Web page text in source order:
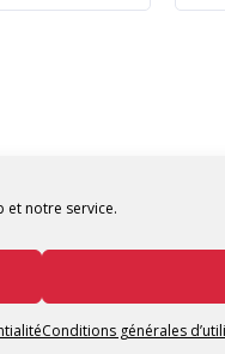
et notre service.
Conditions générales
Tunisian